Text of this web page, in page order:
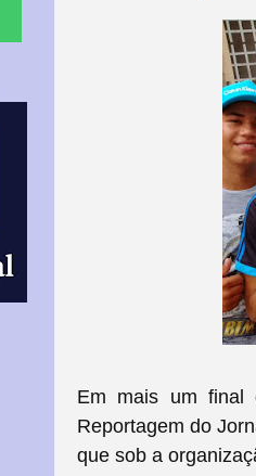
Em mais um final
Reportagem do
que sob a